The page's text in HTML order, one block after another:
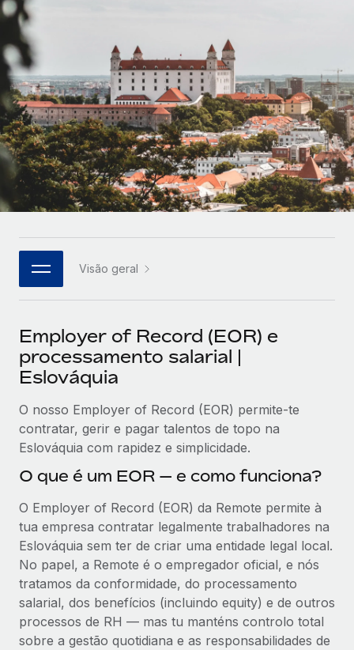
Perguntar a um especialista
Obtenha apoio especializado em RH e
conformidade globais
CASE STUDIES
Français
Deutsch
Español
Italiano
Português (Portugal)
日本語
한국어
中文（简体）
Visão geral
Employer of Record (EOR) e
processamento salarial |
Eslováquia
O nosso Employer of Record (EOR) permite-te
contratar, gerir e pagar talentos de topo na
Eslováquia com rapidez e simplicidade.
O que é um EOR — e como funciona?
O Employer of Record (EOR) da Remote permite à
tua empresa contratar legalmente trabalhadores na
Eslováquia sem ter de criar uma entidade legal local.
No papel, a Remote é o empregador oficial, e nós
tratamos da conformidade, do processamento
salarial, dos benefícios (incluindo equity) e de outros
processos de RH — mas tu manténs controlo total
sobre a gestão quotidiana e as responsabilidades de